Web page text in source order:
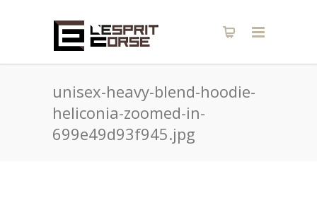
unisex-heavy-blend-hoodie-
heliconia-zoomed-in-
699e49d93f945.jpg